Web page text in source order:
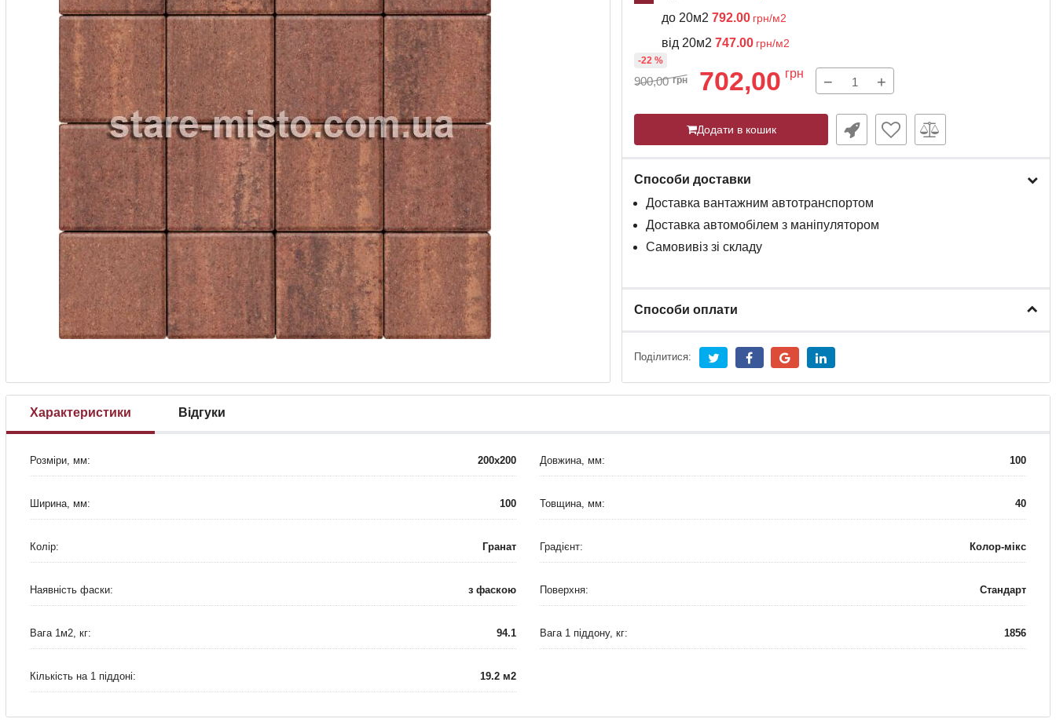
до 20м2 792.00 грн/м2
від 20м2 747.00 грн/м2
900,00 грн 702,00 грн
-22 %
− +
Додати в кошик
Способи доставки
Доставка вантажним автотранспортом
Доставка автомобілем з маніпулятором
Самовивіз зі складу
Способи оплати
Поділитися:
Характеристики Відгуки
Розміри, мм: 200x200 Довжина, мм: 100
Ширина, мм: 100 Товщина, мм: 40
Колір: Гранат Градієнт: Колор-мікс
Наявність фаски: з фаскою Поверхня: Стандарт
Вага 1м2, кг: 94.1 Вага 1 піддону, кг: 1856
Кількість на 1 піддоні: 19.2 м2